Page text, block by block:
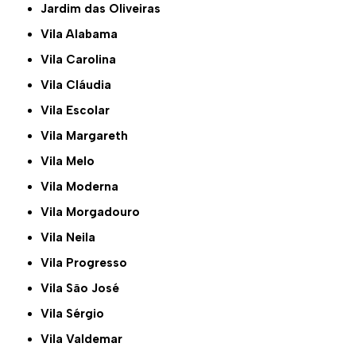
Jardim das Oliveiras
Vila Alabama
Vila Carolina
Vila Cláudia
Vila Escolar
Vila Margareth
Vila Melo
Vila Moderna
Vila Morgadouro
Vila Neila
Vila Progresso
Vila São José
Vila Sérgio
Vila Valdemar